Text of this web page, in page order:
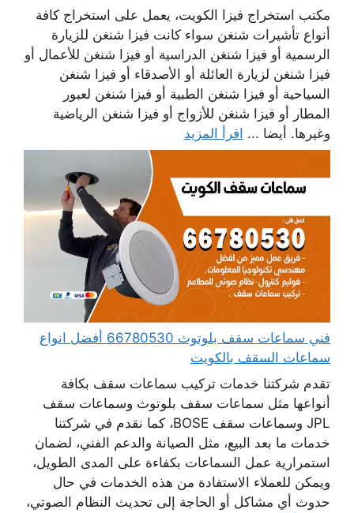
مكتب استخراج فيزا الكويت، يعمل على استخراج كافة
أنواع تأشيرات شنغن سواء كانت فيزا شنغن للزيارة
الرسمية أو فيزا شنغن الدراسية أو فيزا شنغن للأعمال أو
فيزا شنغن لزيارة العائلة أو الأصدقاء أو فيزا شنغن
السياحية أو فيزا شنغن الطبية أو فيزا شنغن لعبور
المطار أو فيزا شنغن للأزواج أو فيزا شنغن الرياضية
وغيرها. أيضا ... اقرأ المزيد
فني سماعات سقف بلوتوث 66780530 أفضل انواع
سماعات السقف بالكويت
تقدم شركتنا خدمات تركيب سماعات سقف بكافة
أنواعها مثل سماعات سقف بلوتوث وسماعات سقف
JPL وسماعات سقف BOSE، كما نقدم في شركتنا
خدمات ما بعد البيع، مثل الصيانة والدعم الفني، لضمان
استمرارية عمل السماعات بكفاءة على المدى الطويل،
ويمكن للعملاء الاستفادة من هذه الخدمات في حال
حدوث أي مشاكل أو الحاجة إلى تحديث النظام الصوتي،